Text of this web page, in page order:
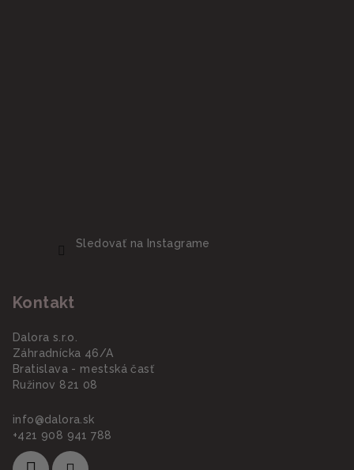
Sledovať na Instagrame
Kontakt
Dalora s.r.o.
Záhradnícka 46/A
Bratislava - mestská časť
Ružinov 821 08
info@dalora.sk
+421 908 941 788